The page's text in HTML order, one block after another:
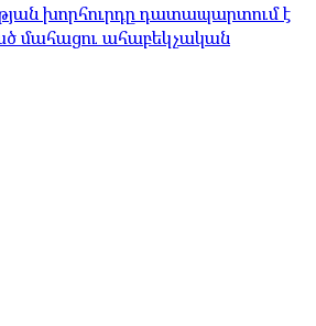
խորհուրդը դատապարտում է
մահացու ահաբեկչական